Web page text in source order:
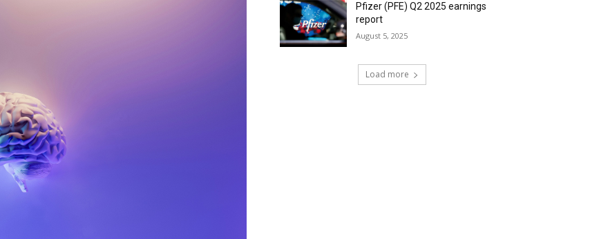
Pfizer (PFE) Q2 2025 earnings
report
August 5, 2025
Load more